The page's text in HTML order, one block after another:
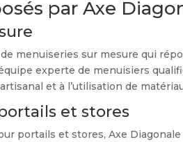
par Axe
menuiseries sur mesure qui
experte de menuisiers
et à l’utilisation de
et stores
portails et stores, Axe